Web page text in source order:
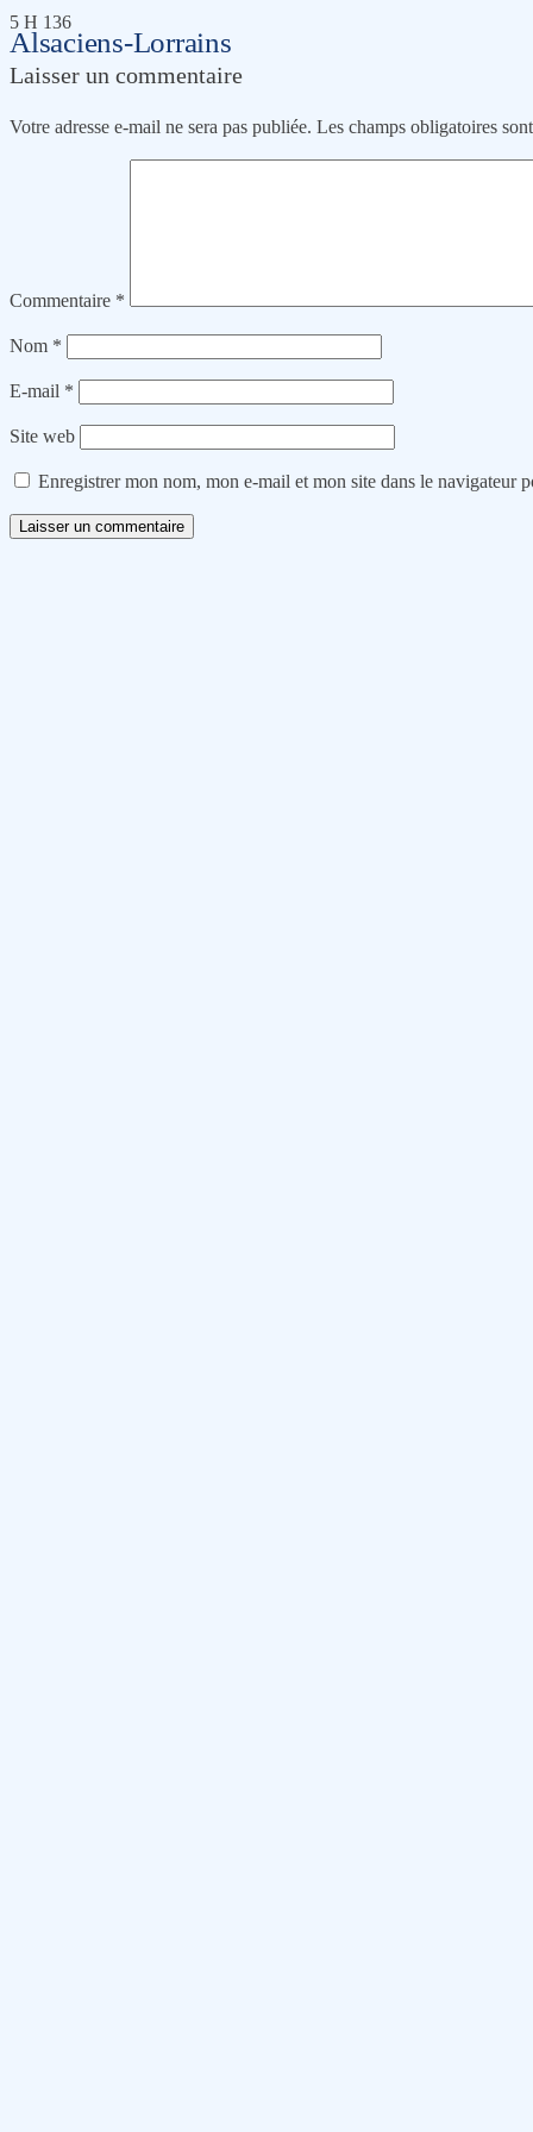
Alsaciens-Lorrains
5 H 136
Laisser un commentaire
Votre adresse e-mail ne sera pas publiée. Les champs obligatoires
Commentaire *
Nom *
E-mail *
Site web
Enregistrer mon nom, mon e-mail et mon site dans le navigateur